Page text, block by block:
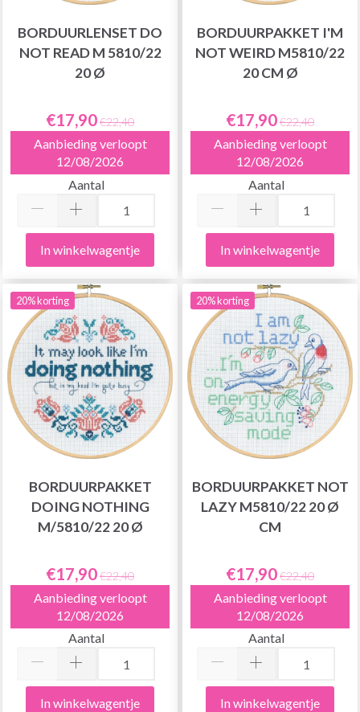
BORDUURLENSET DO
NOT READ M 5810/22
20 Ø
€17,90€22,40
Aanbieding verloopt
12/08/2026
Aantal
In winkelwagentje
BORDUURPAKKET I'M
NOT WEIRD M5810/22
20 CM Ø
€17,90€22,40
Aanbieding verloopt
12/08/2026
Aantal
In winkelwagentje
20% korting
BORDUURPAKKET
DOING NOTHING
M/5810/22 20 Ø
€17,90€22,40
Aanbieding verloopt
12/08/2026
Aantal
In winkelwagentje
20% korting
BORDUURPAKKET NOT
LAZY M5810/22 20 Ø
CM
€17,90€22,40
Aanbieding verloopt
12/08/2026
Aantal
In winkelwagentje